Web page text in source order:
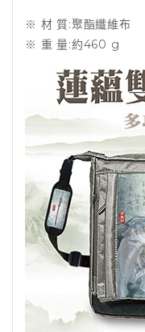
※ 材 質:聚酯纖維布
※ 重 量:約460 g